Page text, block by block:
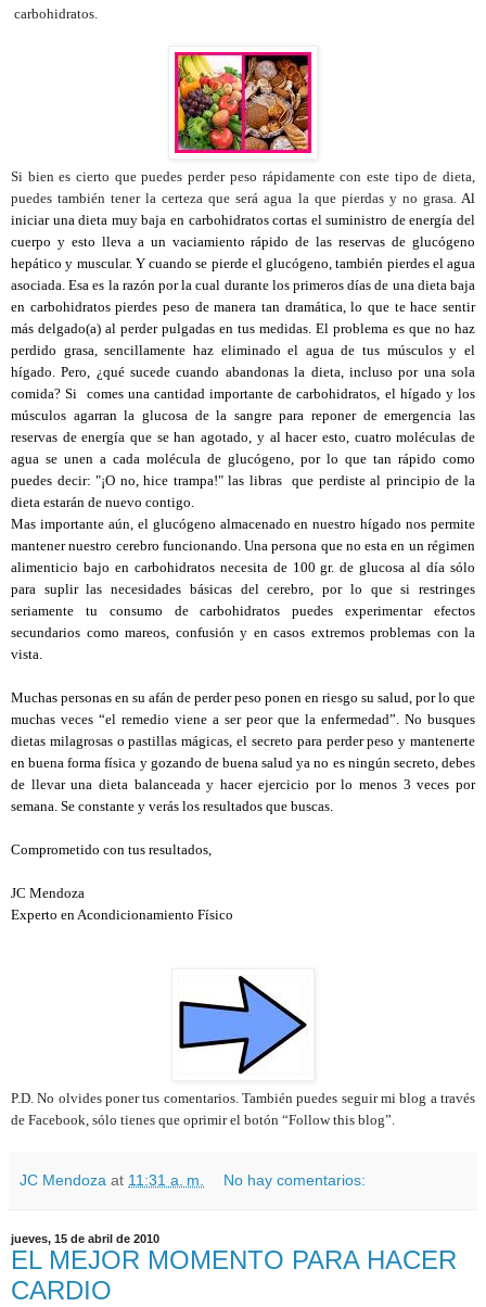
carbohidratos.
Si bien es cierto que puedes perder peso rápidamente con este tipo de dieta,
puedes también tener la certeza que será agua la que pierdas y no grasa.Al
iniciar una dieta muy baja en carbohidratos cortas el suministro de energía del
cuerpo y esto lleva a un vaciamiento rápido de las reservas de glucógeno
hepático y muscular. Y cuando se pierde el glucógeno, también pierdes el agua
asociada. Esa es la razón por la cual durante los primeros días de una dieta baja
en carbohidratos pierdes peso de manera tan dramática, lo que te hace sentir
más delgado(a) al perder pulgadas en tus medidas. El problema es que no haz
perdido grasa, sencillamente haz eliminado el agua de tus músculos y el
hígado. Pero, ¿qué sucede cuando abandonas la dieta, incluso por una sola
comida? Si comes una cantidad importante de carbohidratos, el hígado y los
músculos agarran la glucosa de la sangre para reponer de emergencia las
reservas de energía que se han agotado, y al hacer esto, cuatro moléculas de
agua se unen a cada molécula de glucógeno, por lo que tan rápido como
puedes decir: "¡O no, hice trampa!" las libras que perdiste al principio de la
dieta estarán de nuevo contigo.
Mas importante aún, el glucógeno almacenado en nuestro hígado nos permite
mantener nuestro cerebro funcionando. Una persona que no esta en un régimen
alimenticio bajo en carbohidratos necesita de 100 gr. de glucosa al día sólo
para suplir las necesidades básicas del cerebro, por lo que si restringes
seriamente tu consumo de carbohidratos puedes experimentar efectos
secundarios como mareos, confusión y en casos extremos problemas con la
vista.
Muchas personas en su afán de perder peso ponen en riesgo su salud, por lo que
muchas veces “el remedio viene a ser peor que la enfermedad”. No busques
dietas milagrosas o pastillas mágicas, el secreto para perder peso y mantenerte
en buena forma física y gozando de buena salud ya no es ningún secreto, debes
de llevar una dieta balanceada y hacer ejercicio por lo menos 3 veces por
semana. Se constante y verás los resultados que buscas.
Comprometido con tus resultados,
JC Mendoza
Experto en Acondicionamiento Físico
P.D. No olvides poner tus comentarios. También puedes seguir mi blog a través
de Facebook, sólo tienes que oprimir el botón “Follow this blog”.
JC Mendoza at 11:31 a. m. No hay comentarios:
jueves, 15 de abril de 2010
EL MEJOR MOMENTO PARA HACER
CARDIO